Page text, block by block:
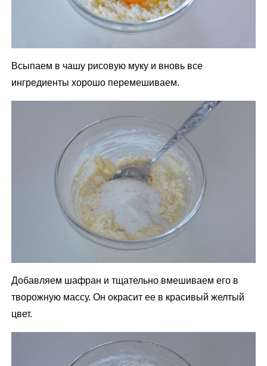
Всыпаем в чашу рисовую муку и вновь все
ингредиенты хорошо перемешиваем.
Добавляем шафран и тщательно вмешиваем его в
творожную массу. Он окрасит ее в красивый желтый
цвет.